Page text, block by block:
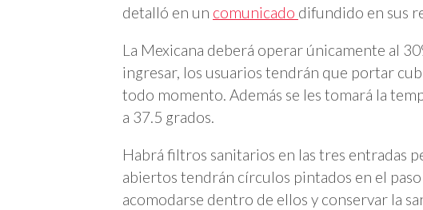
detalló en un comunicado difundido en sus
La Mexicana deberá operar únicamente al
ingresar, los usuarios tendrán que portar
todo momento. Además se les tomará la
a 37.5 grados.
Habrá filtros sanitarios en las tres entradas
abiertos tendrán círculos pintados en el
acomodarse dentro de ellos y conservar la